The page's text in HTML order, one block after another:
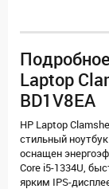
Laptop
BD1V8EA
HP Laptop
стильный
оснащен
Core i5-1334U,
ярким IPS-